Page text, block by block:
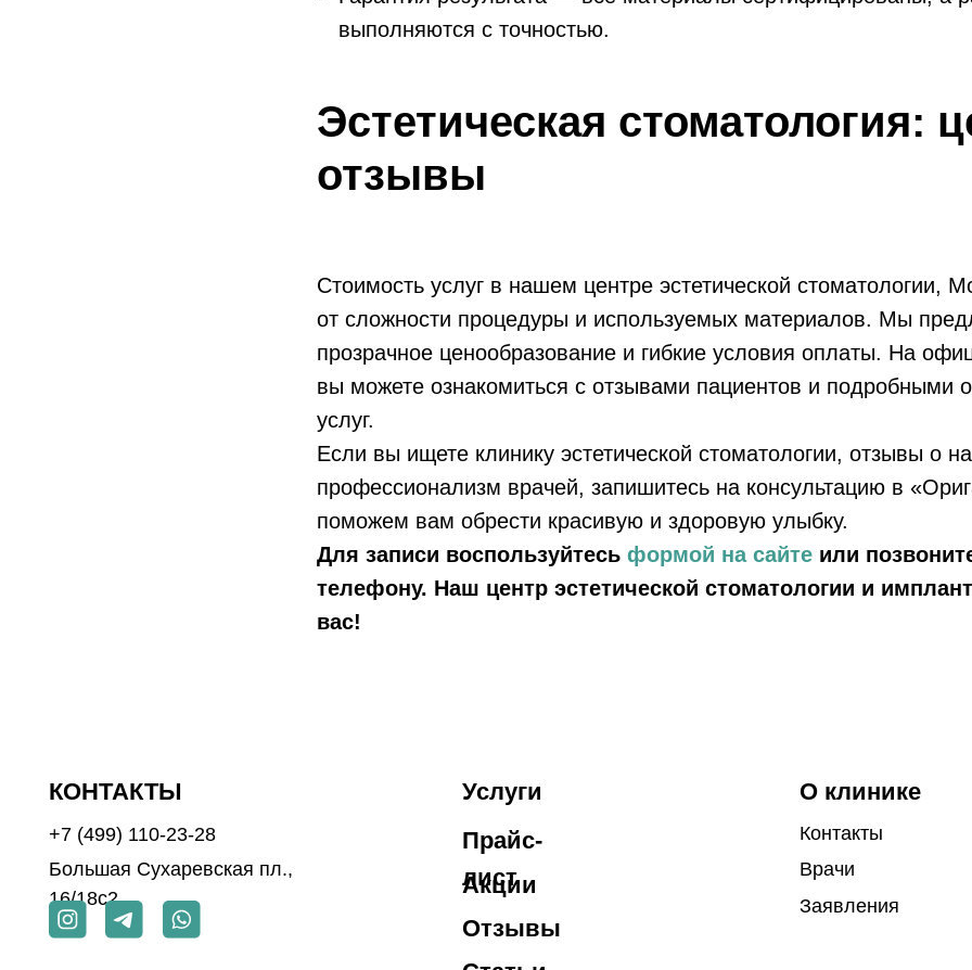
выполняются с точностью.
Эстетическая стоматология:
отзывы
Стоимость услуг в нашем центре эстетической стоматологии,
от сложности процедуры и используемых материалов. Мы
прозрачное ценообразование и гибкие условия оплаты. На
вы можете ознакомиться с отзывами пациентов и подробными
услуг.
Если вы ищете клинику эстетической стоматологии, отзывы о
профессионализм врачей, запишитесь на консультацию в
поможем вам обрести красивую и здоровую улыбку.
Для записи воспользуйтесь формой на сайте или
телефону. Наш центр эстетической стоматологии и
вас!
листай, чтобы посмотреть все акции →
Услуги
Прайс-
лист
Акции
Отзывы
Статьи
О клинике
Контакты
Врачи
Заявления